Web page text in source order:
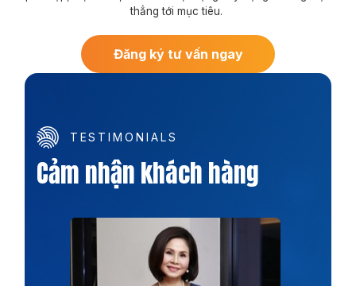
thẳng tới mục tiêu.
Đăng ký tư vấn ngay
TESTIMONIALS
Cảm nhận khách hàng